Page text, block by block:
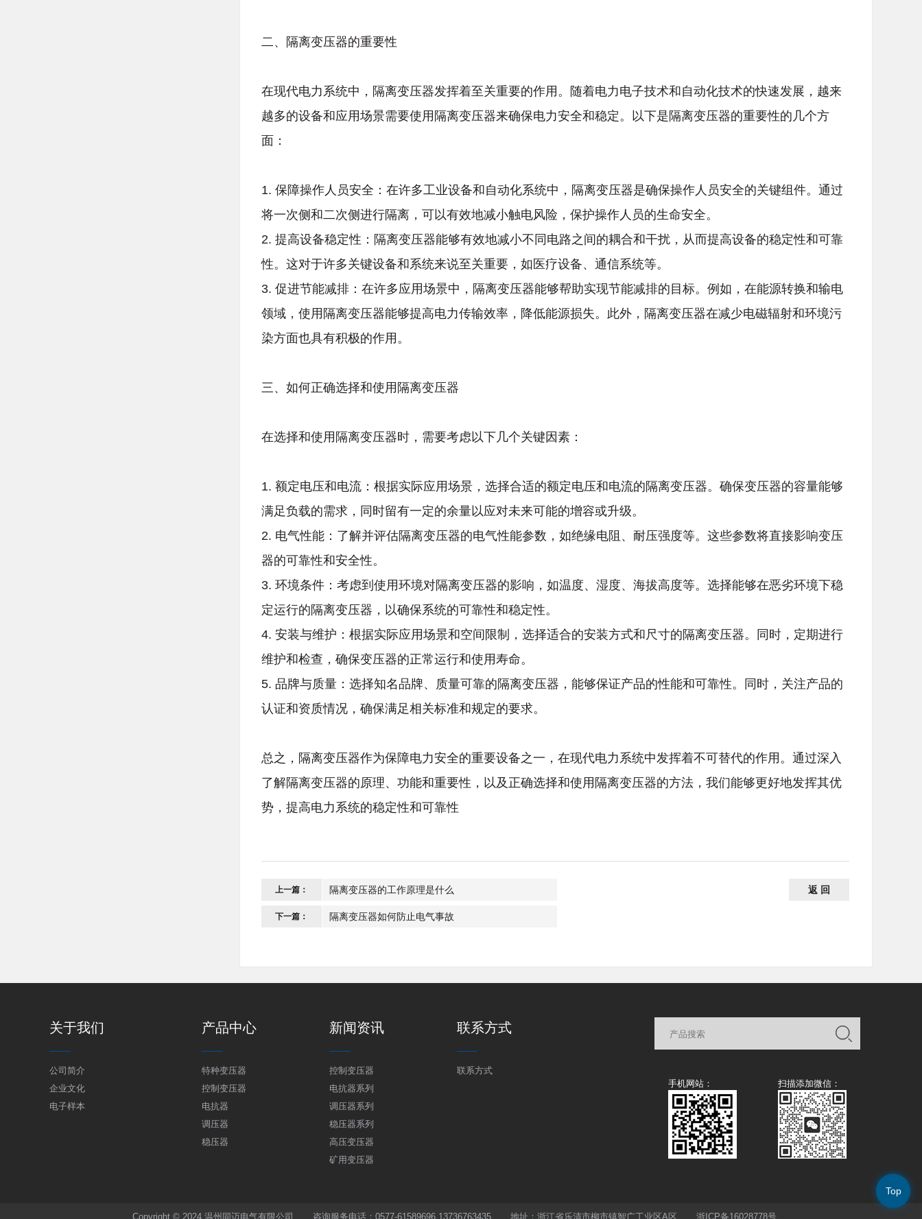
二、隔离变压器的重要性
在现代电力系统中，隔离变压器发挥着至关重要的作用。随着电力电子技术和自动化技术的快速发展，越来
越多的设备和应用场景需要使用隔离变压器来确保电力安全和稳定。以下是隔离变压器的重要性的几个方
面：
1. 保障操作人员安全：在许多工业设备和自动化系统中，隔离变压器是确保操作人员安全的关键组件。通过
将一次侧和二次侧进行隔离，可以有效地减小触电风险，保护操作人员的生命安全。
2. 提高设备稳定性：隔离变压器能够有效地减小不同电路之间的耦合和干扰，从而提高设备的稳定性和可靠
性。这对于许多关键设备和系统来说至关重要，如医疗设备、通信系统等。
3. 促进节能减排：在许多应用场景中，隔离变压器能够帮助实现节能减排的目标。例如，在能源转换和输电
领域，使用隔离变压器能够提高电力传输效率，降低能源损失。此外，隔离变压器在减少电磁辐射和环境污
染方面也具有积极的作用。
三、如何正确选择和使用隔离变压器
在选择和使用隔离变压器时，需要考虑以下几个关键因素：
1. 额定电压和电流：根据实际应用场景，选择合适的额定电压和电流的隔离变压器。确保变压器的容量能够
满足负载的需求，同时留有一定的余量以应对未来可能的增容或升级。
2. 电气性能：了解并评估隔离变压器的电气性能参数，如绝缘电阻、耐压强度等。这些参数将直接影响变压
器的可靠性和安全性。
3. 环境条件：考虑到使用环境对隔离变压器的影响，如温度、湿度、海拔高度等。选择能够在恶劣环境下稳
定运行的隔离变压器，以确保系统的可靠性和稳定性。
4. 安装与维护：根据实际应用场景和空间限制，选择适合的安装方式和尺寸的隔离变压器。同时，定期进行
维护和检查，确保变压器的正常运行和使用寿命。
5. 品牌与质量：选择知名品牌、质量可靠的隔离变压器，能够保证产品的性能和可靠性。同时，关注产品的
认证和资质情况，确保满足相关标准和规定的要求。
总之，隔离变压器作为保障电力安全的重要设备之一，在现代电力系统中发挥着不可替代的作用。通过深入
了解隔离变压器的原理、功能和重要性，以及正确选择和使用隔离变压器的方法，我们能够更好地发挥其优
势，提高电力系统的稳定性和可靠性
上一篇： 隔离变压器的工作原理是什么
下一篇： 隔离变压器如何防止电气事故
返 回
关于我们
公司简介
企业文化
电子样本
产品中心
特种变压器
控制变压器
电抗器
调压器
稳压器
新闻资讯
控制变压器
电抗器系列
调压器系列
稳压器系列
高压变压器
矿用变压器
联系方式
联系方式
手机网站：
扫描添加微信：
Copyright © 2024 温州同迈电气有限公司 咨询服务电话：0577-61589696 13736763435 地址：浙江省乐清市柳市镇智广工业区A区 浙ICP备16028778号
Top